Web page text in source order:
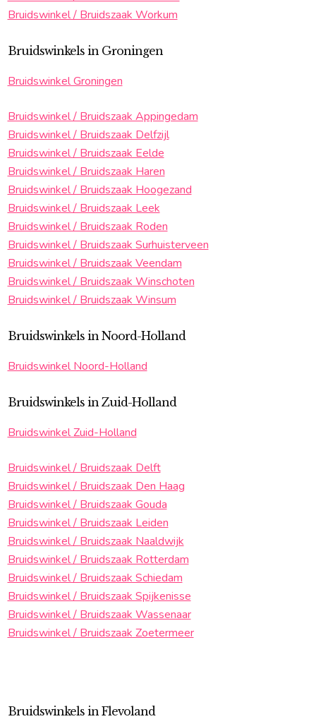
Bruidswinkel / Bruidszaak Workum
Bruidswinkels in Groningen
Bruidswinkel Groningen
Bruidswinkel / Bruidszaak Appingedam
Bruidswinkel / Bruidszaak Delfzijl
Bruidswinkel / Bruidszaak Eelde
Bruidswinkel / Bruidszaak Haren
Bruidswinkel / Bruidszaak Hoogezand
Bruidswinkel / Bruidszaak Leek
Bruidswinkel / Bruidszaak Roden
Bruidswinkel / Bruidszaak Surhuisterveen
Bruidswinkel / Bruidszaak Veendam
Bruidswinkel / Bruidszaak Winschoten
Bruidswinkel / Bruidszaak Winsum
Bruidswinkels in Noord-Holland
Bruidswinkel Noord-Holland
Bruidswinkels in Zuid-Holland
Bruidswinkel Zuid-Holland
Bruidswinkel / Bruidszaak Delft
Bruidswinkel / Bruidszaak Den Haag
Bruidswinkel / Bruidszaak Gouda
Bruidswinkel / Bruidszaak Leiden
Bruidswinkel / Bruidszaak Naaldwijk
Bruidswinkel / Bruidszaak Rotterdam
Bruidswinkel / Bruidszaak Schiedam
Bruidswinkel / Bruidszaak Spijkenisse
Bruidswinkel / Bruidszaak Wassenaar
Bruidswinkel / Bruidszaak Zoetermeer
Bruidswinkels in Flevoland